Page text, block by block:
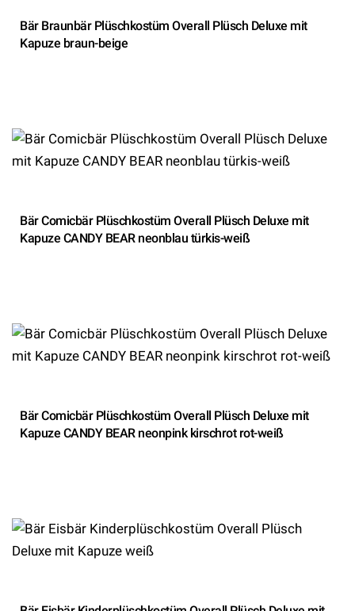
Bär Braunbär Plüschkostüm Overall Plüsch Deluxe mit
Kapuze braun-beige
Bär Comicbär Plüschkostüm Overall Plüsch Deluxe mit
Kapuze CANDY BEAR neonblau türkis-weiß
Bär Comicbär Plüschkostüm Overall Plüsch Deluxe mit
Kapuze CANDY BEAR neonpink kirschrot rot-weiß